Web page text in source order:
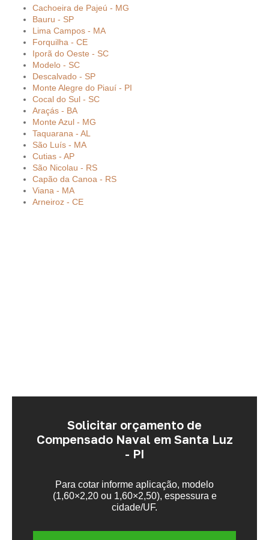
Cachoeira de Pajeú - MG
Bauru - SP
Lima Campos - MA
Forquilha - CE
Iporã do Oeste - SC
Modelo - SC
Descalvado - SP
Monte Alegre do Piauí - PI
Cocal do Sul - SC
Araçás - BA
Monte Azul - MG
Taquarana - AL
São Luís - MA
Cutias - AP
São Nicolau - RS
Capão da Canoa - RS
Viana - MA
Arneiroz - CE
Solicitar orçamento de
Compensado Naval em Santa Luz
- PI
Para cotar informe aplicação, modelo
(1,60×2,20 ou 1,60×2,50), espessura e
cidade/UF.